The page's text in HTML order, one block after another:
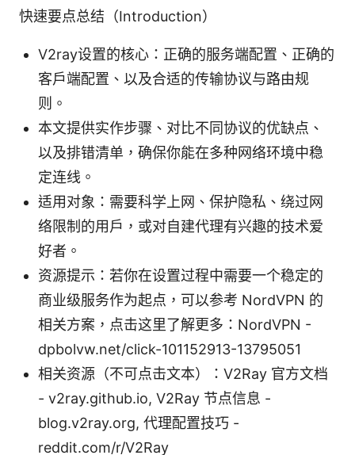
快速要点总结（Introduction）
V2ray设置的核心：正确的服务端配置、正确的
客户端配置、以及合适的传输协议与路由规
则。
本文提供实作步骤、对比不同协议的优缺点、
以及排错清单，确保你能在多种网络环境中稳
定连线。
适用对象：需要科学上网、保护隐私、绕过网
络限制的用户，或对自建代理有兴趣的技术爱
好者。
资源提示：若你在设置过程中需要一个稳定的
商业级服务作为起点，可以参考 NordVPN 的
相关方案，点击这里了解更多：NordVPN -
dpbolvw.net/click-101152913-13795051
相关资源（不可点击文本）：V2Ray 官方文档
- v2ray.github.io, V2Ray 节点信息 -
blog.v2ray.org, 代理配置技巧 -
reddit.com/r/V2Ray